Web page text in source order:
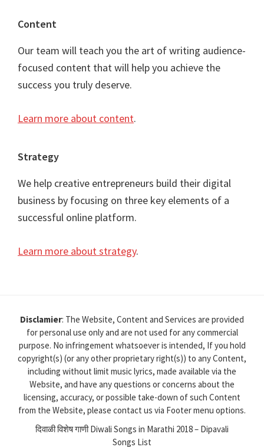
Content
Our team will teach you the art of writing audience-
focused content that will help you achieve the
success you truly deserve.
Learn more about content.
Strategy
We help creative entrepreneurs build their digital
business by focusing on three key elements of a
successful online platform.
Learn more about strategy.
Disclamier: The Website, Content and Services are provided
for personal use only and are not used for any commercial
purpose. No infringement whatsoever is intended, If you hold
copyright(s) (or any other proprietary right(s)) to any Content,
including without limit music lyrics, made available via the
Website, and have any questions or concerns about the
licensing, accuracy, or possible take-down of such Content
from the Website, please contact us via Footer menu options.
दिवाळी विशेष गाणी Diwali Songs in Marathi 2018 – Dipavali
Songs List